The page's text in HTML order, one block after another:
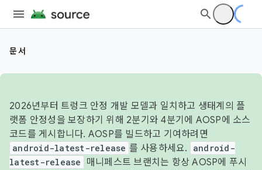
문서
2026년부터 트렁크 안정 개발 모델과 일치하고 생태계의 플
랫폼 안정성을 보장하기 위해 2분기와 4분기에 AOSP에 소스
코드를 게시합니다. AOSP를 빌드하고 기여하려면
android-latest-release 를 사용하세요.
android-
latest-release
매니페스트 브랜치는 항상 AOSP에 푸시